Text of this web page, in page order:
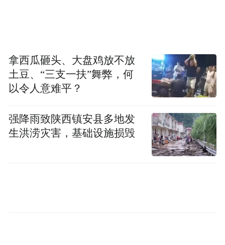
拿西瓜砸头、大盘鸡放不放
土豆、“三支一扶”舞弊，何
以令人意难平？
强降雨致陕西镇安县多地发
生洪涝灾害，基础设施损毁